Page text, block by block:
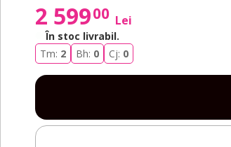
2 59900 Lei
În stoc livrabil.
Tm: 2 Bh: 0 Cj: 0